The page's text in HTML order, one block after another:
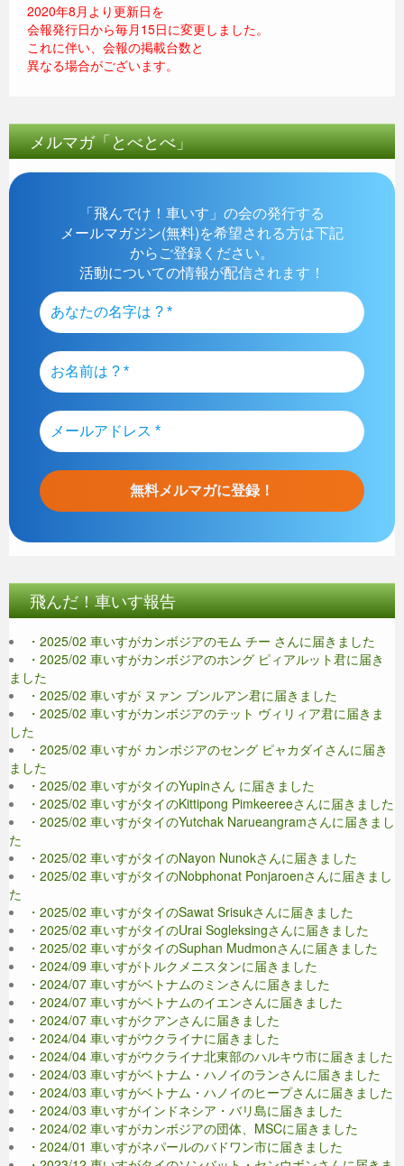
2020年8月より更新日を
会報発行日から毎月15日に変更しました。
これに伴い、会報の掲載台数と
異なる場合がございます。
メルマガ「とべとべ」
「飛んでけ！車いす」の会の発行する
メールマガジン(無料)を希望される方は下記
からご登録ください。
活動についての情報が配信されます！
飛んだ！車いす報告
・2025/02 車いすがカンボジアのモム チー さんに届きました
・2025/02 車いすがカンボジアのホング ピィアルット君に届き
ました
・2025/02 車いすが ヌァン ブンルアン君に届きました
・2025/02 車いすがカンボジアのテット ヴィリィア君に届きま
した
・2025/02 車いすが カンボジアのセング ピャカダイさんに届き
ました
・2025/02 車いすがタイのYupinさん に届きました
・2025/02 車いすがタイのKittipong Pimkeereeさんに届きました
・2025/02 車いすがタイのYutchak Narueangramさんに届きまし
た
・2025/02 車いすがタイのNayon Nunokさんに届きました
・2025/02 車いすがタイのNobphonat Ponjaroenさんに届きまし
た
・2025/02 車いすがタイのSawat Srisukさんに届きました
・2025/02 車いすがタイのUrai Sogleksingさんに届きました
・2025/02 車いすがタイのSuphan Mudmonさんに届きました
・2024/09 車いすがトルクメニスタンに届きました
・2024/07 車いすがベトナムのミンさんに届きました
・2024/07 車いすがベトナムのイエンさんに届きました
・2024/07 車いすがクアンさんに届きました
・2024/04 車いすがウクライナに届きました
・2024/04 車いすがウクライナ北東部のハルキウ市に届きました
・2024/03 車いすがベトナム・ハノイのランさんに届きました
・2024/03 車いすがベトナム・ハノイのヒープさんに届きました
・2024/03 車いすがインドネシア・バリ島に届きました
・2024/02 車いすがカンボジアの団体、MSCに届きました
・2024/01 車いすがネパールのバドワン市に届きました